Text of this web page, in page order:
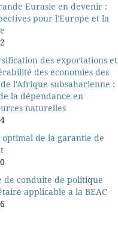
Eurasie en devenir :
pour l'Europe et la
des exportations et
des économies des
l'Afrique subsaharienne :
la dépendance en
naturelles
optimal de la garantie de
de conduite de politique
applicable a la BEAC